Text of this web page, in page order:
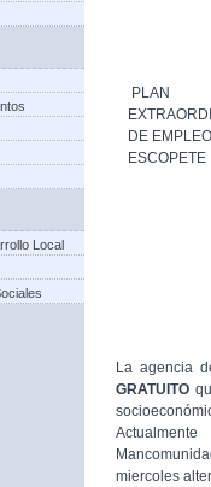
Local
PLAN
DE
ESCOPETE
La agencia
GRATUITO
Actualmente
miercoles